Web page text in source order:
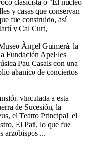
clasicista o "El núcleo
y casas que conservan
fue construido, así
y Cal Curt,
Àngel Guimerà, la
Fundación Apel·les
Pau Casals con una
abanico de conciertos
vinculada a esta
de Sucesión, la
el Teatro Principal, el
El Pati, lo que fue
arzobispos ...